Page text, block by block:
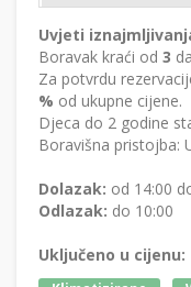
Uvjeti
Boravak kraći od 3
Za potvrdu
% od ukupne cijene.
Djeca do 2 godine
Boravišna pristojba:
Dolazak: od 14:00
Odlazak: do 10:00
Uključeno u cijenu: